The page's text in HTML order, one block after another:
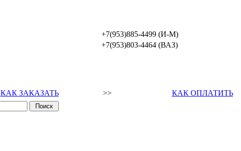
+7(953)885-4499 (И-М)
+7(953)803-4464 (ВАЗ)
КАК ЗАКАЗАТЬ >> КАК ОПЛАТИТЬ